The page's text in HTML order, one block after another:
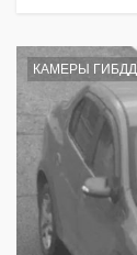
КАМЕРЫ ГИБДД